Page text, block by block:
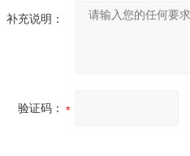
补充说明：
验证码：